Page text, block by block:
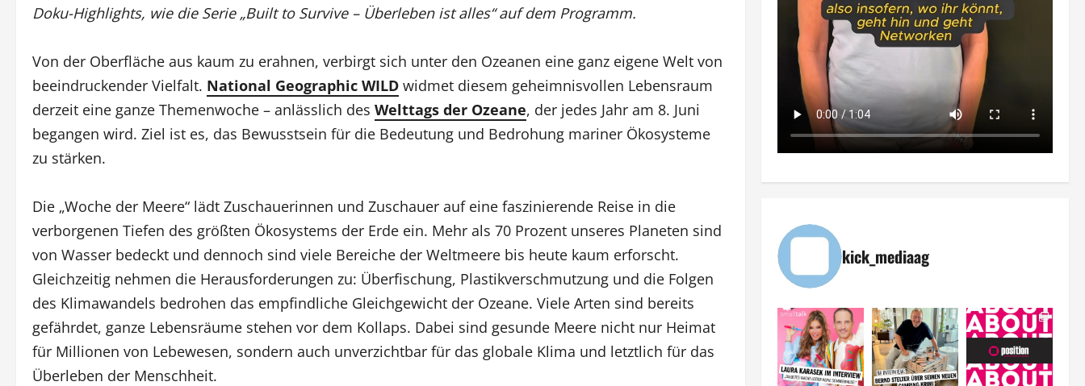
Doku-Highlights, wie die Serie „Built to Survive – Überleben ist alles“ auf dem Programm.
Von der Oberfläche aus kaum zu erahnen, verbirgt sich unter den Ozeanen eine ganz eigene Welt von
beeindruckender Vielfalt. National Geographic WILD widmet diesem geheimnisvollen Lebensraum
derzeit eine ganze Themenwoche – anlässlich des Welttags der Ozeane, der jedes Jahr am 8. Juni
begangen wird. Ziel ist es, das Bewusstsein für die Bedeutung und Bedrohung mariner Ökosysteme
zu stärken.
Die „Woche der Meere“ lädt Zuschauerinnen und Zuschauer auf eine faszinierende Reise in die
verborgenen Tiefen des größten Ökosystems der Erde ein. Mehr als 70 Prozent unseres Planeten sind
von Wasser bedeckt und dennoch sind viele Bereiche der Weltmeere bis heute kaum erforscht.
Gleichzeitig nehmen die Herausforderungen zu: Überfischung, Plastikverschmutzung und die Folgen
des Klimawandels bedrohen das empfindliche Gleichgewicht der Ozeane. Viele Arten sind bereits
gefährdet, ganze Lebensräume stehen vor dem Kollaps. Dabei sind gesunde Meere nicht nur Heimat
für Millionen von Lebewesen, sondern auch unverzichtbar für das globale Klima und letztlich für das
Überleben der Menschheit.
kick_mediaag